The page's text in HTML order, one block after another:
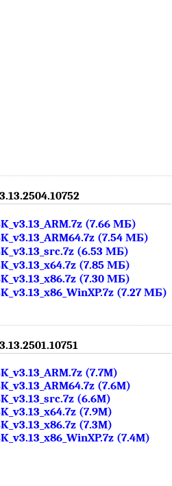
(7.66 МБ)
(7.54 МБ)
(6.53 МБ)
(7.85 МБ)
(7.30 МБ)
(7.27 МБ)
(7.7M)
(7.6M)
(6.6M)
(7.9M)
(7.3M)
(7.4M)